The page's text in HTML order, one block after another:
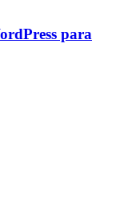
para